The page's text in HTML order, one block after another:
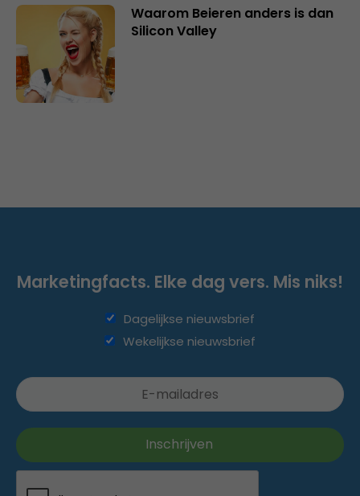
Waarom Beieren anders is dan
Silicon Valley
Marketingfacts. Elke dag vers. Mis niks!
Dagelijkse nieuwsbrief
Wekelijkse nieuwsbrief